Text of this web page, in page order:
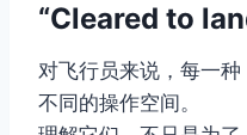
“Cleared to
对飞行员来说，每一
不同的操作空间。